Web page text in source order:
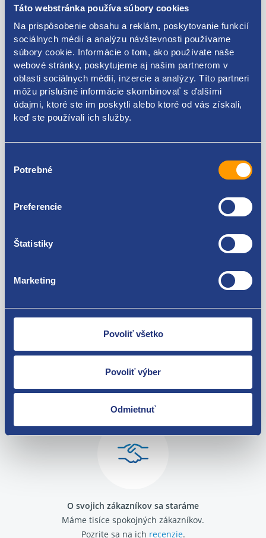
Táto webstránka používa súbory cookies
Na prispôsobenie obsahu a reklám, poskytovanie funkcií
sociálnych médií a analýzu návštevnosti používame
súbory cookie. Informácie o tom, ako používate naše
webové stránky, poskytujeme aj našim partnerom v
oblasti sociálnych médií, inzercie a analýzy. Títo partneri
môžu príslušné informácie skombinovať s ďalšími
údajmi, ktoré ste im poskytli alebo ktoré od vás získali,
keď ste používali ich služby.
súhlasu
Potrebné
Preferencie
Štatistiky
Marketing
Povoliť všetko
Povoliť výber
Odmietnuť
7700773864
7700823151
7700838748
7701025671
8200684863
731124537R 7700424887 7700773864 7700795230
Dacia Duster 2010 - 2017
Dacia Logan 2004 - 2008
Dacia Logan II 2013 -
Dacia Sandero 2008 - 2012
Dacia Sandero II 2012 -2021
Renault Clio 1996 - 1998
Renault Clio II 1998 - 2001
Renault Clio III 2005 - 2009
Renault Clio III 2009 - 2012
Renault Kangoo 2003 - 2008
Renault Laguna 1994 - 1998
Renault Laguna 1998 - 2001
Renault Master II 2003 - 2010
Renault Mégane 1995 - 1999
Renault Mégane 1999 - 2002
Tovar môžete vrátiť do 60 dní od
zakúpenia. Alebo vám pošleme náhradu.
O svojich zákazníkov sa staráme
Máme tisíce spokojných zákazníkov.
Pozrite sa na ich recenzie.